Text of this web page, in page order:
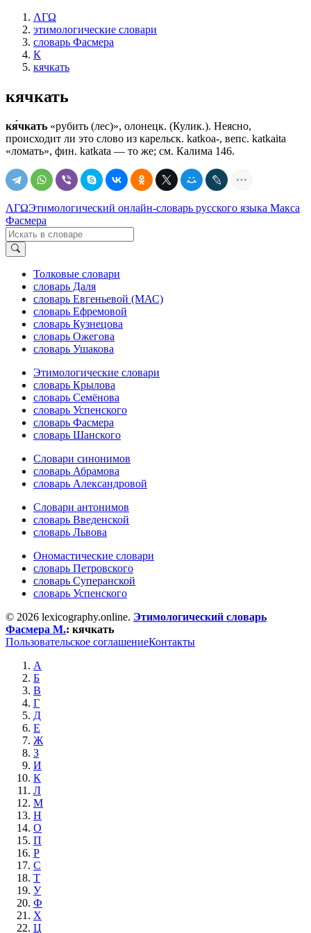
ΛΓΩ
этимологические словари
словарь Фасмера
К
кячкать
кячкать
кя́чкать «рубить (лес)», олонецк. (Кулик.). Неясно,
происходит ли это слово из карельск. kаtkоа-, вепс. katkaita
«ломать», фин. katkata — то же; см. Калима 146.
ΛΓΩЭтимологический онлайн-словарь русского языка Макса
Фасмера
Толковые словари
словарь Даля
словарь Евгеньевой (МАС)
словарь Ефремовой
словарь Кузнецова
словарь Ожегова
словарь Ушакова
Этимологические словари
словарь Крылова
словарь Семёнова
словарь Успенского
словарь Фасмера
словарь Шанского
Словари синонимов
словарь Абрамова
словарь Александровой
Словари антонимов
словарь Введенской
словарь Львова
Ономастические словари
словарь Петровского
словарь Суперанской
словарь Успенского
© 2026 lexicography.online. Этимологический словарь
Фасмера М.: кячкать
Пользовательское соглашениеКонтакты
А
Б
В
Г
Д
Е
Ж
З
И
К
Л
М
Н
О
П
Р
С
Т
У
Ф
Х
Ц